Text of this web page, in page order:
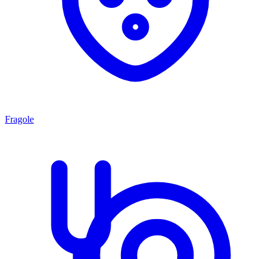
Fragole